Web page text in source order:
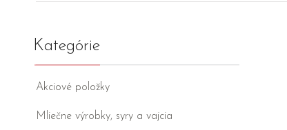
Kategórie
Akciové položky
Mliečne výrobky, syry a vajcia